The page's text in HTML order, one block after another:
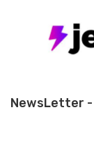
NewsLetter -